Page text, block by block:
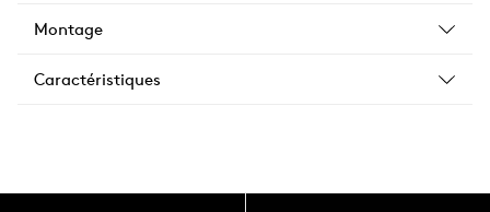
Montage
Caractéristiques